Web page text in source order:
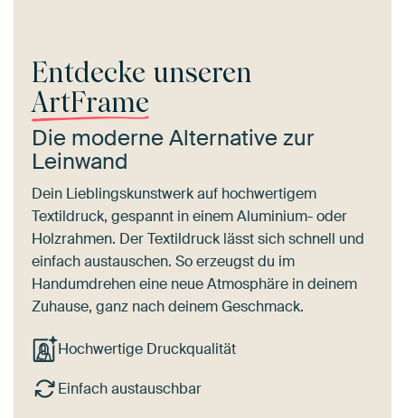
Entdecke unseren
ArtFrame
Die moderne Alternative zur
Leinwand
Dein Lieblingskunstwerk auf hochwertigem
Textildruck, gespannt in einem Aluminium- oder
Holzrahmen. Der Textildruck lässt sich schnell und
einfach austauschen. So erzeugst du im
Handumdrehen eine neue Atmosphäre in deinem
Zuhause, ganz nach deinem Geschmack.
Hochwertige Druckqualität
Einfach austauschbar